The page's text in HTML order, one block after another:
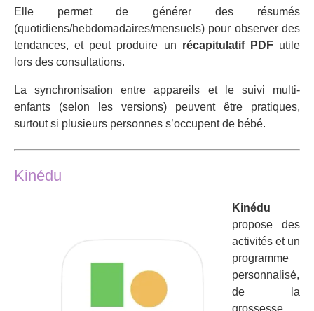
Elle permet de générer des résumés
(quotidiens/hebdomadaires/mensuels) pour observer des
tendances, et peut produire un récapitulatif PDFutile
lors des consultations.
La synchronisation entre appareils et le suivi multi-
enfants (selon les versions) peuvent être pratiques,
surtout si plusieurs personnes s’occupent de bébé.
Kinédu
Kinédu
propose des
activités et un
programme
personnalisé,
de la
grossesse